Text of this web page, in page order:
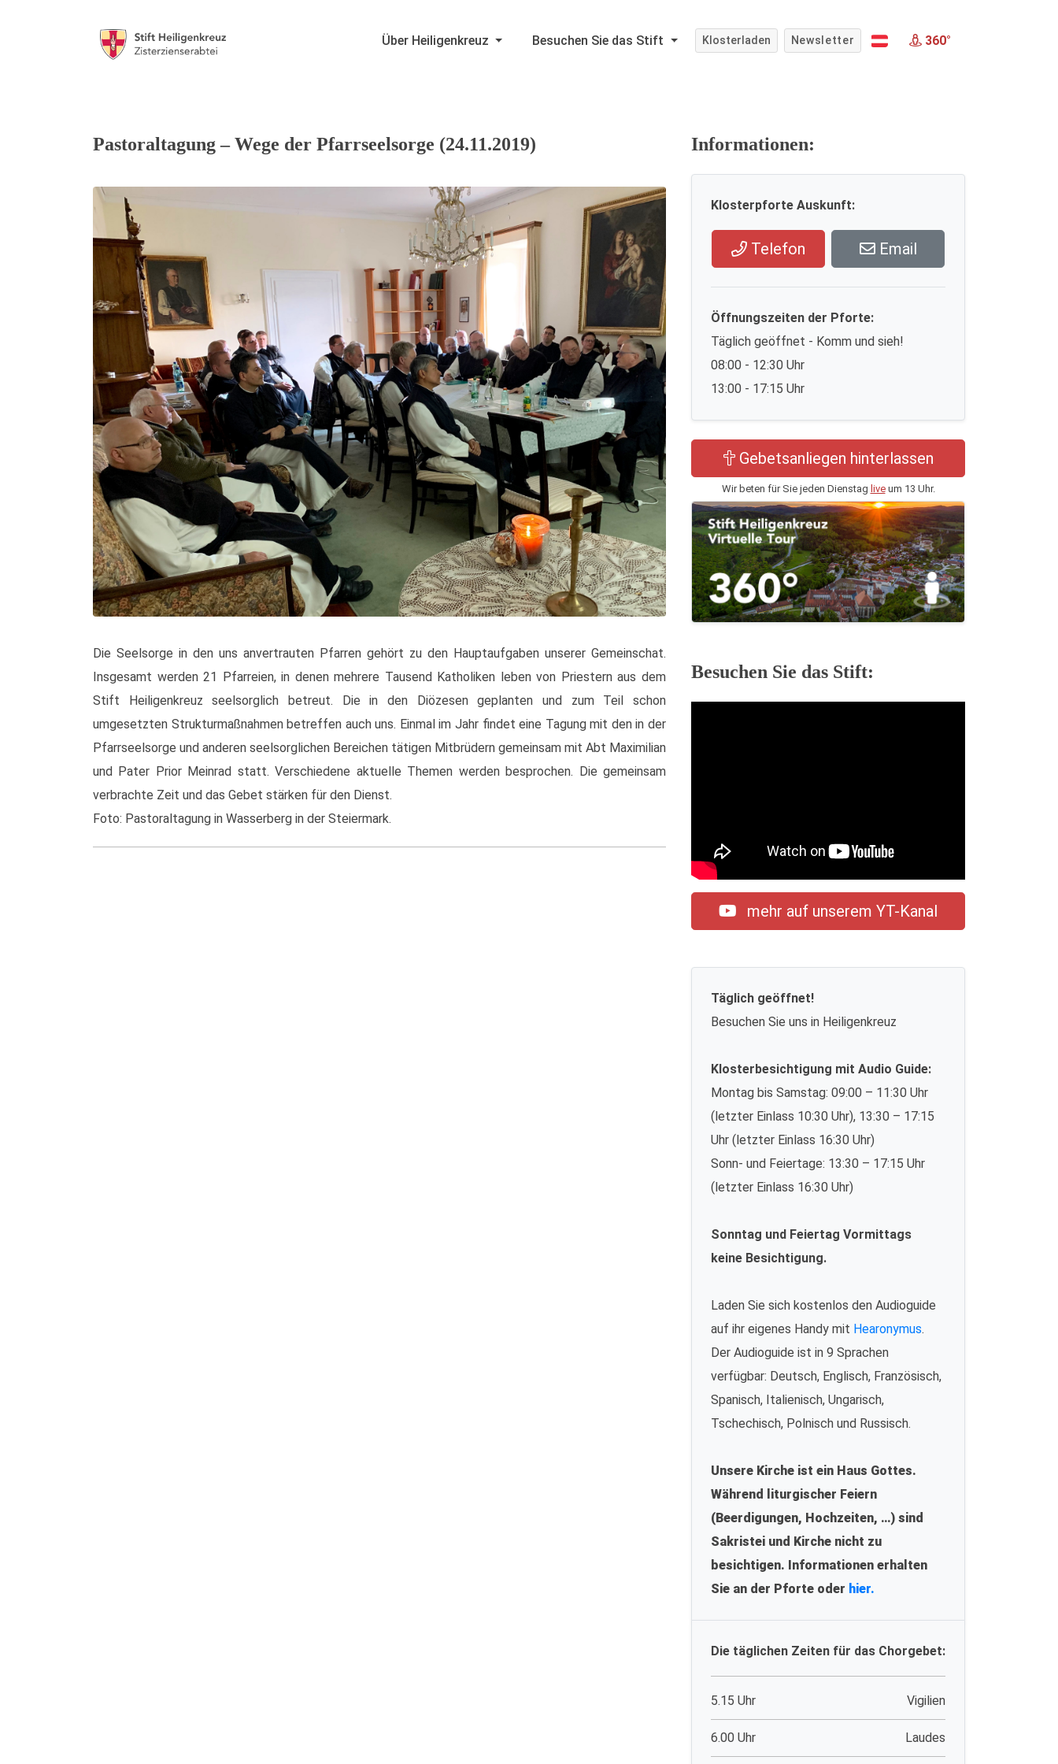
Über Heiligenkreuz Besuchen Sie das Stift Klosterladen Newsletter 360°
Pastoraltagung – Wege der Pfarrseelsorge (24.11.2019)
Die Seelsorge in den uns anvertrauten Pfarren gehört zu den Hauptaufgaben unserer Gemeinschat.
Insgesamt werden 21 Pfarreien, in denen mehrere Tausend Katholiken leben von Priestern aus dem
Stift Heiligenkreuz seelsorglich betreut. Die in den Diözesen geplanten und zum Teil schon
umgesetzten Strukturmaßnahmen betreffen auch uns. Einmal im Jahr findet eine Tagung mit den in der
Pfarrseelsorge und anderen seelsorglichen Bereichen tätigen Mitbrüdern gemeinsam mit Abt Maximilian
und Pater Prior Meinrad statt. Verschiedene aktuelle Themen werden besprochen. Die gemeinsam
verbrachte Zeit und das Gebet stärken für den Dienst.
Foto: Pastoraltagung in Wasserberg in der Steiermark.
Informationen:
Klosterpforte Auskunft:
Telefon Email
Öffnungszeiten der Pforte:
Täglich geöffnet - Komm und sieh!
08:00 - 12:30 Uhr
13:00 - 17:15 Uhr
Gebetsanliegen hinterlassen
Wir beten für Sie jeden Dienstag liveum 13 Uhr.
Besuchen Sie das Stift:
mehr auf unserem YT-Kanal
Täglich geöffnet!
Besuchen Sie uns in Heiligenkreuz
Klosterbesichtigung mit Audio Guide:
Montag bis Samstag: 09:00 – 11:30 Uhr
(letzter Einlass 10:30 Uhr), 13:30 – 17:15
Uhr (letzter Einlass 16:30 Uhr)
Sonn- und Feiertage: 13:30 – 17:15 Uhr
(letzter Einlass 16:30 Uhr)
Sonntag und Feiertag Vormittags
keine Besichtigung.
Laden Sie sich kostenlos den Audioguide
auf ihr eigenes Handy mit Hearonymus.
Der Audioguide ist in 9 Sprachen
verfügbar: Deutsch, Englisch, Französisch,
Spanisch, Italienisch, Ungarisch,
Tschechisch, Polnisch und Russisch.
Unsere Kirche ist ein Haus Gottes.
Während liturgischer Feiern
(Beerdigungen, Hochzeiten, …) sind
Sakristei und Kirche nicht zu
besichtigen. Informationen erhalten
Sie an der Pforte oder hier.
Die täglichen Zeiten für das Chorgebet:
5.15 Uhr Vigilien
6.00 Uhr Laudes